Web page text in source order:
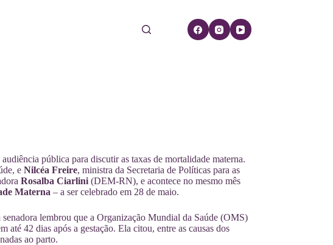
pública para discutir as taxas de mortalidade materna.
e Nilcéa Freire, ministra da Secretaria de Políticas para as
Rosalba Ciarlini(DEM-RN), e acontece no mesmo mês
Materna – a ser celebrado em 28 de maio.
lembrou que a Organização Mundial da Saúde (OMS)
até 42 dias após a gestação. Ela citou, entre as causas dos
ao parto.